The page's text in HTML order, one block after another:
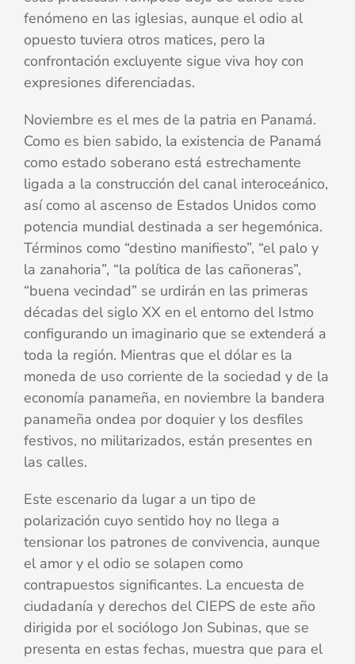
fenómeno en las iglesias, aunque el odio al
opuesto tuviera otros matices, pero la
confrontación excluyente sigue viva hoy con
expresiones diferenciadas.
Noviembre es el mes de la patria en Panamá.
Como es bien sabido, la existencia de Panamá
como estado soberano está estrechamente
ligada a la construcción del canal interoceánico,
así como al ascenso de Estados Unidos como
potencia mundial destinada a ser hegemónica.
Términos como “destino manifiesto”, “el palo y
la zanahoria”, “la política de las cañoneras”,
“buena vecindad” se urdirán en las primeras
décadas del siglo XX en el entorno del Istmo
configurando un imaginario que se extenderá a
toda la región. Mientras que el dólar es la
moneda de uso corriente de la sociedad y de la
economía panameña, en noviembre la bandera
panameña ondea por doquier y los desfiles
festivos, no militarizados, están presentes en
las calles.
Este escenario da lugar a un tipo de
polarización cuyo sentido hoy no llega a
tensionar los patrones de convivencia, aunque
el amor y el odio se solapen como
contrapuestos significantes. La encuesta de
ciudadanía y derechos del CIEPS de este año
dirigida por el sociólogo Jon Subinas, que se
presenta en estas fechas, muestra que para el